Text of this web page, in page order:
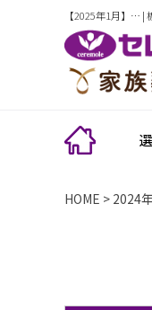
【2025年1月】… |
HOME > 2024